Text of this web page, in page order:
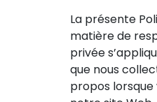
La présente
matière de
privée
que nous
propos lorsque